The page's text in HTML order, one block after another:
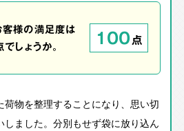
様の満足度は
しょうか。
100点
物を整理することになり、思い切
しました。分別もせず袋に放り込ん